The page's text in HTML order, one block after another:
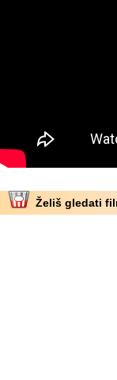
Želiš gledati